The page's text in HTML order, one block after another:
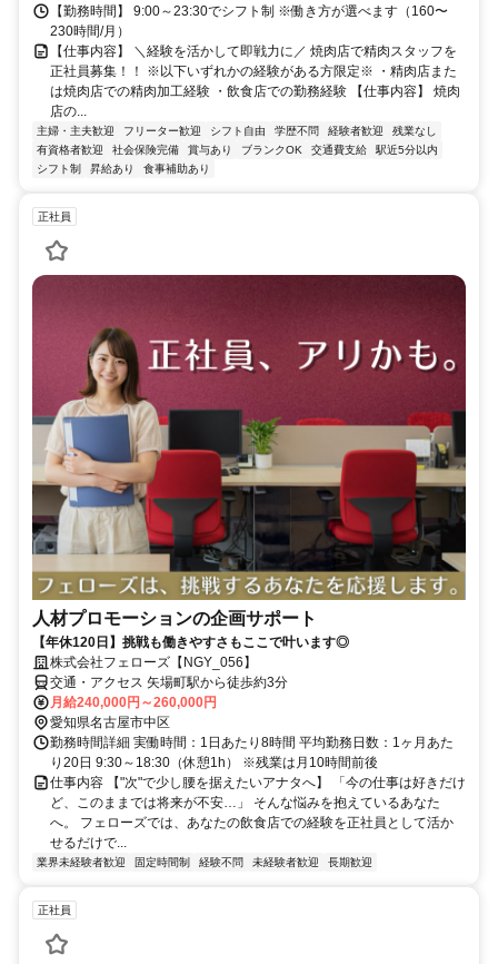
【勤務時間】 9:00～23:30でシフト制 ※働き方が選べます（160〜
230時間/月）
【仕事内容】 ＼経験を活かして即戦力に／ 焼肉店で精肉スタッフを
正社員募集！！ ※以下いずれかの経験がある方限定※ ・精肉店また
は焼肉店での精肉加工経験 ・飲食店での勤務経験 【仕事内容】 焼肉
店の...
主婦・主夫歓迎 フリーター歓迎 シフト自由 学歴不問 経験者歓迎
残業なし
有資格者歓迎
社会保険完備 賞与あり ブランクOK 交通費支給
駅近5分以内
シフト制
昇給あり 食事補助あり
正社員
人材プロモーションの企画サポート
【年休120日】挑戦も働きやすさもここで叶います◎
株式会社フェローズ【NGY_056】
交通・アクセス 矢場町駅から徒歩約3分
月給240,000円～260,000円
愛知県名古屋市中区
勤務時間詳細 実働時間：1日あたり8時間 平均勤務日数：1ヶ月あた
り20日 9:30～18:30（休憩1h） ※残業は月10時間前後
仕事内容 【"次"で少し腰を据えたいアナタへ】 「今の仕事は好きだけ
ど、このままでは将来が不安…」 そんな悩みを抱えているあなた
へ。 フェローズでは、あなたの飲食店での経験を正社員として活か
せるだけで...
業界未経験者歓迎 固定時間制 経験不問 未経験者歓迎 長期歓迎
正社員